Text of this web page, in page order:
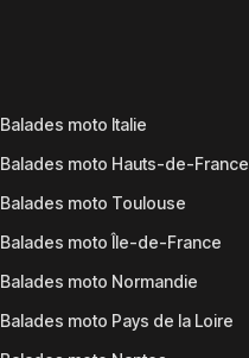
Balades moto Italie
Balades moto Hauts-de-France
Balades moto Toulouse
Balades moto Île-de-France
Balades moto Normandie
Balades moto Pays de la Loire